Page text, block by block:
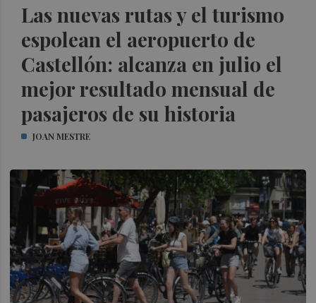
Las nuevas rutas y el turismo
espolean el aeropuerto de
Castellón: alcanza en julio el
mejor resultado mensual de
pasajeros de su historia
JOAN MESTRE